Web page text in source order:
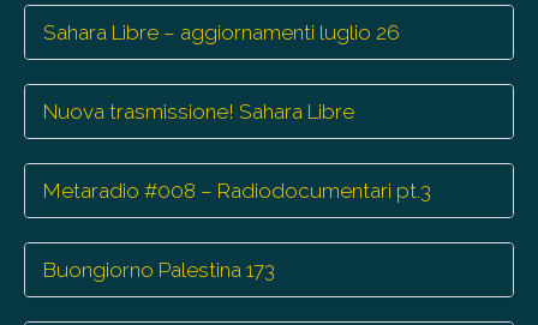
Sahara Libre – aggiornamenti luglio 26
Nuova trasmissione! Sahara Libre
Metaradio #008 – Radiodocumentari pt.3
Buongiorno Palestina 173